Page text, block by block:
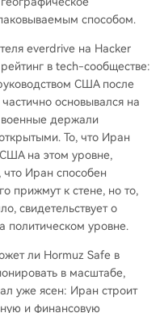
способом.
everdrive на Hacker
в tech-сообществе:
США после
основывался на
военные держали
То, что Иран
на этом уровне,
Иран способен
прижмут к стене, но то,
свидетельствует о
политическом уровне.
ли Hormuz Safe в
в масштабе,
уже ясен: Иран строит
и финансовую